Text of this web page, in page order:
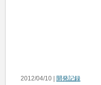
2012/04/10 | 開発記録